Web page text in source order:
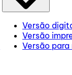
Versão
Versão
Versão para